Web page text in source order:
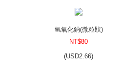
氫氧化鈉(微粒狀)
NT$80
(USD2.66)